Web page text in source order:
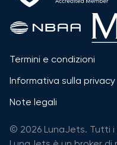
Termini e condizioni
Informativa sulla privacy
Note legali
© 2026 LunaJets. Tutti